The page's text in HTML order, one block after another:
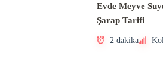
Evde Meyve
Şarap Tarifi
2 dakika